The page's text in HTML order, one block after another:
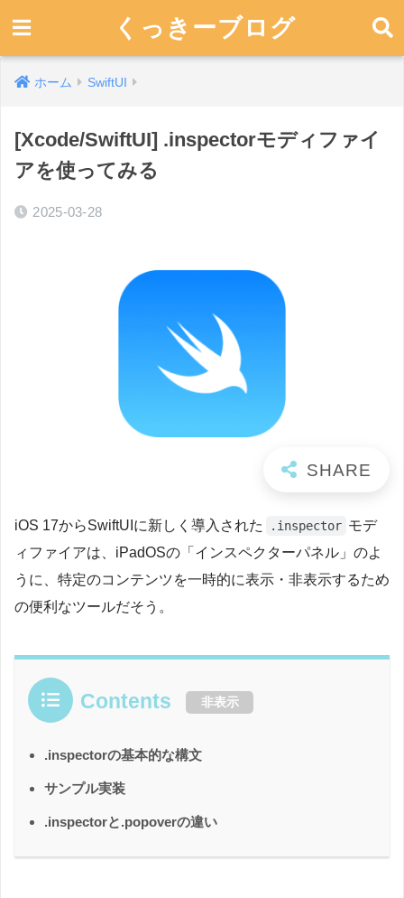
くっきーブログ
ホーム SwiftUI
[Xcode/SwiftUI] .inspectorモディファイ
アを使ってみる
2025-03-28
iOS 17からSwiftUIに新しく導入された .inspector モデ
ィファイアは、iPadOSの「インスペクターパネル」のよ
うに、特定のコンテンツを一時的に表示・非表示するため
の便利なツールだそう。
Contents 非表示
.inspectorの基本的な構文
サンプル実装
.inspectorと.popoverの違い